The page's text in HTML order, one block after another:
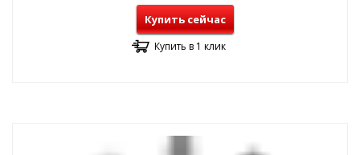
Купить сейчас
Купить в 1 клик